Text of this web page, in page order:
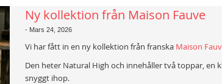
Ny kollektion från Maison Fauve
- Mars 24, 2026
Vi har fått in en ny kollektion från franska Maison
Den heter Natural High och innehåller två toppar, en
snyggt ihop.